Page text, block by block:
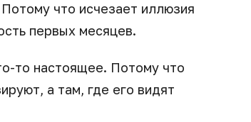
что исчезает иллюзия
первых месяцев.
то настоящее. Потому что
а там, где его видят